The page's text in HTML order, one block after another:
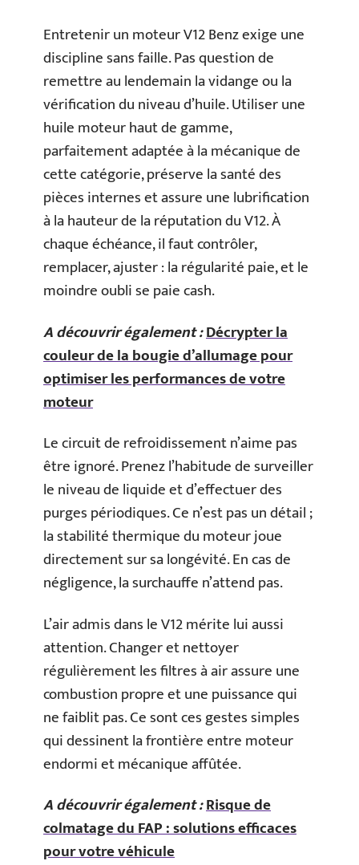
Entretenir un moteur V12 Benz exige une
discipline sans faille. Pas question de
remettre au lendemain la vidange ou la
vérification du niveau d’huile. Utiliser une
huile moteur haut de gamme,
parfaitement adaptée à la mécanique de
cette catégorie, préserve la santé des
pièces internes et assure une lubrification
à la hauteur de la réputation du V12. À
chaque échéance, il faut contrôler,
remplacer, ajuster : la régularité paie, et le
moindre oubli se paie cash.
A découvrir également :Décrypter la
couleur de la bougie d’allumage pour
optimiser les performances de votre
moteur
Le circuit de refroidissement n’aime pas
être ignoré. Prenez l’habitude de surveiller
le niveau de liquide et d’effectuer des
purges périodiques. Ce n’est pas un détail ;
la stabilité thermique du moteur joue
directement sur sa longévité. En cas de
négligence, la surchauffe n’attend pas.
L’air admis dans le V12 mérite lui aussi
attention. Changer et nettoyer
régulièrement les filtres à air assure une
combustion propre et une puissance qui
ne faiblit pas. Ce sont ces gestes simples
qui dessinent la frontière entre moteur
endormi et mécanique affûtée.
A découvrir également :Risque de
colmatage du FAP : solutions efficaces
pour votre véhicule